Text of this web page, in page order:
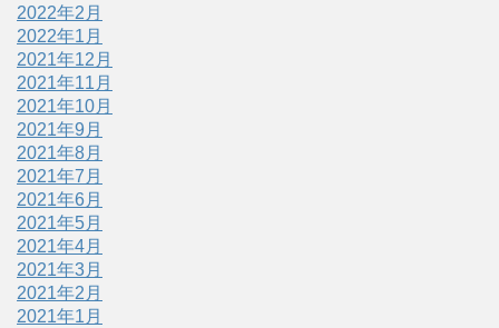
2022年2月
2022年1月
2021年12月
2021年11月
2021年10月
2021年9月
2021年8月
2021年7月
2021年6月
2021年5月
2021年4月
2021年3月
2021年2月
2021年1月